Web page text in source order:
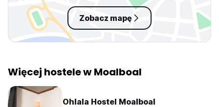
Zobacz mapę
Więcej hostele w Moalboal
Ohlala Hostel Moalboal